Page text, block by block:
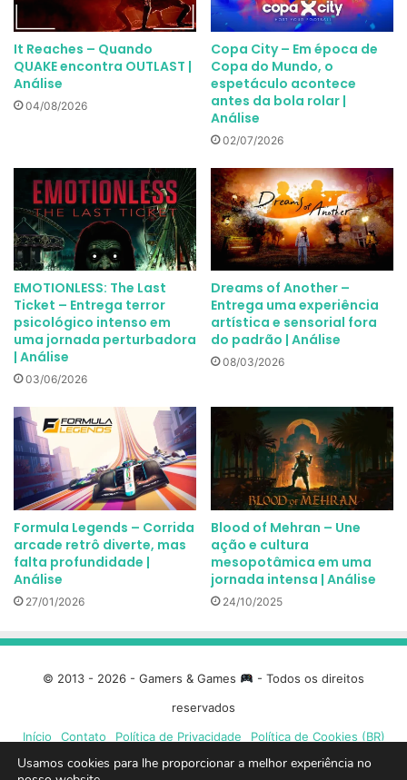
It Reaches – Quando
QUAKE encontra OUTLAST |
Análise
04/08/2026
Copa City – Em época de
Copa do Mundo, o
espetáculo acontece
antes da bola rolar |
Análise
02/07/2026
EMOTIONLESS: The Last
Ticket – Entrega terror
psicológico intenso em
uma jornada perturbadora
| Análise
03/06/2026
Dreams of Another –
Entrega uma experiência
artística e sensorial fora
do padrão | Análise
08/03/2026
Formula Legends – Corrida
arcade retrô diverte, mas
falta profundidade |
Análise
27/01/2026
Blood of Mehran – Une
ação e cultura
mesopotâmica em uma
jornada intensa | Análise
24/10/2025
© 2013 - 2026 - Gamers & Games
- Todos os direitos
reservados
Início
Contato Política de Privacidade Política de Cookies (BR)
Usamos cookies para lhe proporcionar a melhor experiência no